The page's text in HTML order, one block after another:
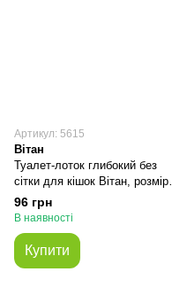
Артикул: 5615
Вітан
Туалет-лоток глибокий без
сітки для кішок Вітан, розмір
39x27x12 см
96 грн
В наявності
Купити